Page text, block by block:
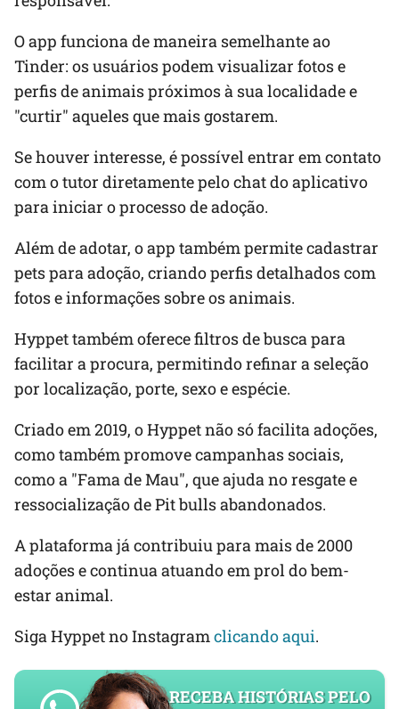
O app funciona de maneira semelhante ao
Tinder: os usuários podem visualizar fotos e
perfis de animais próximos à sua localidade e
"curtir" aqueles que mais gostarem.
Se houver interesse, é possível entrar em contato
com o tutor diretamente pelo chat do aplicativo
para iniciar o processo de adoção.
Além de adotar, o app também permite cadastrar
pets para adoção, criando perfis detalhados com
fotos e informações sobre os animais.
Hyppet também oferece filtros de busca para
facilitar a procura, permitindo refinar a seleção
por localização, porte, sexo e espécie.
Criado em 2019, o Hyppet não só facilita adoções,
como também promove campanhas sociais,
como a "Fama de Mau", que ajuda no resgate e
ressocialização de Pit bulls abandonados.
A plataforma já contribuiu para mais de 2000
adoções e continua atuando em prol do bem-
estar animal.
Siga Hyppet no Instagramclicando aqui.
RECEBA HISTÓRIAS PELO